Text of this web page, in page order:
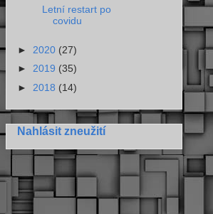
Letní restart po
covidu
► 2020 (27)
► 2019 (35)
► 2018 (14)
Nahlásit zneužití